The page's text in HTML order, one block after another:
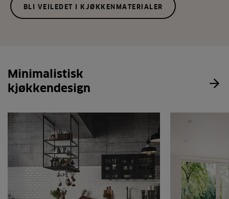
BLI VEILEDET I KJØKKENMATERIALER
Minimalistisk
kjøkkendesign